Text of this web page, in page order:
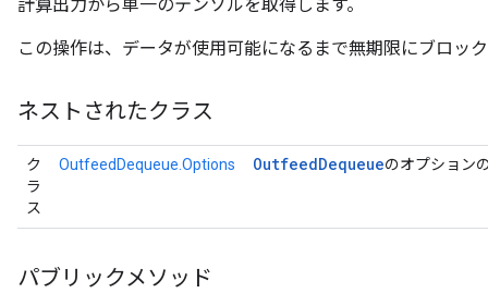
計算出力から単一のテンソルを取得します。
この操作は、データが使用可能になるまで無期限にブロッ
ネストされたクラス
ク
ラ
ス
OutfeedDequeue.Options OutfeedDequeueのオプション
パブリックメソッド